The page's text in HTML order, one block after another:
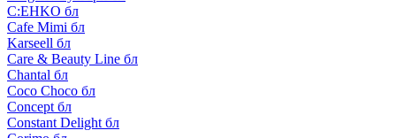
C:EHKO бл
Cafe Mimi бл
Karseell бл
Care & Beauty Line бл
Chantal бл
Coco Choco бл
Concept бл
Constant Delight бл